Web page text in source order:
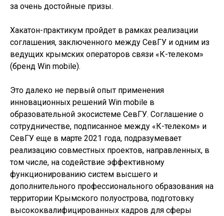
за очень достойные призы.
Хакатон-практикум пройдет в рамках реализации
соглашения, заключенного между СевГУ и одним из
ведущих крымских операторов связи «К-телеком»
(бренд Win mobile).
Это далеко не первый опыт применения
инновационных решений Win mobile в
образовательной экосистеме СевГУ. Соглашение о
сотрудничестве, подписанное между «К-телеком» и
СевГУ еще в марте 2021 года, подразумевает
реализацию совместных проектов, направленных, в
том числе, на содействие эффективному
функционированию систем высшего и
дополнительного профессионального образования на
территории Крымского полуострова, подготовку
высококвалифицированных кадров для сферы